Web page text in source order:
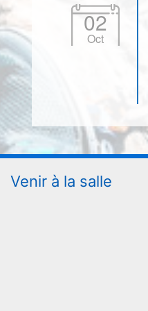
02
Oct
Venir à la salle